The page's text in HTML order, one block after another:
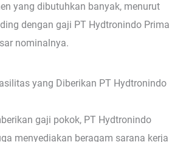
yang dibutuhkan banyak, menurut
dengan gaji PT Hydtronindo Prima
nominalnya.
yang Diberikan PT Hydtronindo
gaji pokok, PT Hydtronindo
menyediakan beragam sarana kerja